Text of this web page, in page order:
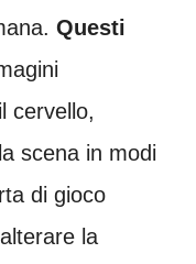
Questi
cervello,
scena in modi
di gioco
la